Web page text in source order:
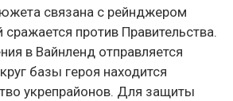
связана с рейнджером
против Правительства.
в Вайнленд отправляется
базы героя находится
укрепрайонов. Для защиты